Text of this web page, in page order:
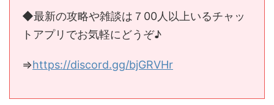
◆最新の攻略や雑談は７00人以上いるチャッ
トアプリでお気軽にどうぞ♪
⇒https://discord.gg/bjGRVHr